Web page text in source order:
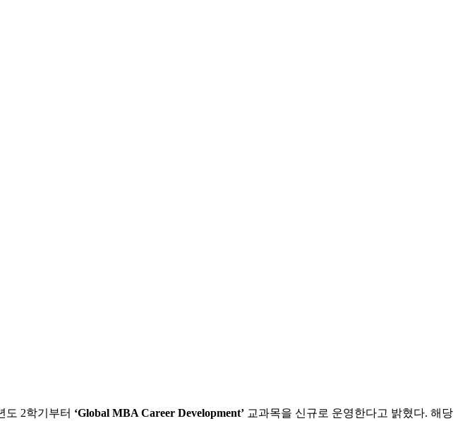
도 2학기부터 ‘Global MBA Career Development’ 교과목을 신규로 운영한다고 밝혔다. 해당